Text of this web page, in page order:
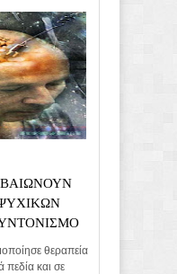
θεραπεία
πεδία και σε